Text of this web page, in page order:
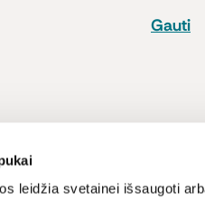
leidžia svetainei išsaugoti
Gauti
Atsiskaitymo būdai